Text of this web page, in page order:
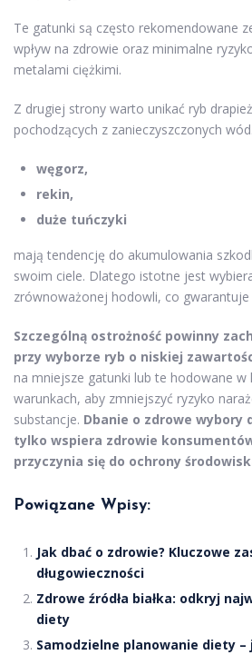
Te gatunki są często rekomendowane
wpływ na zdrowie oraz minimalne
metalami ciężkimi.
Z drugiej strony warto unikać ryb
pochodzących z zanieczyszczonych
węgorz,
rekin,
duże tuńczyki
mają tendencję do akumulowania
swoim ciele. Dlatego istotne jest
zrównoważonej hodowli, co
Szczególną ostrożność powinny
przy wyborze ryb o niskiej
na mniejsze gatunki lub te hodowane
warunkach, aby zmniejszyć ryzyko
substancje. Dbanie o zdrowe wybory
tylko wspiera zdrowie
przyczynia się do ochrony
Powiązane Wpisy:
Jak dbać o zdrowie? Kluczowe
długowieczności
Zdrowe źródła białka: odkryj
diety
Samodzielne planowanie diety